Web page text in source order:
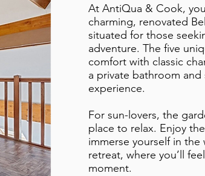
At AntiQua & Cook,
charming, renovated
situated for those
adventure. The five
comfort with classic
a private bathroom
experience.
​For sun-lovers, the
place to relax. Enjoy
immerse yourself in the
retreat, where you’ll
moment.